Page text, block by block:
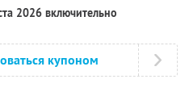
2026 включительно
купоном